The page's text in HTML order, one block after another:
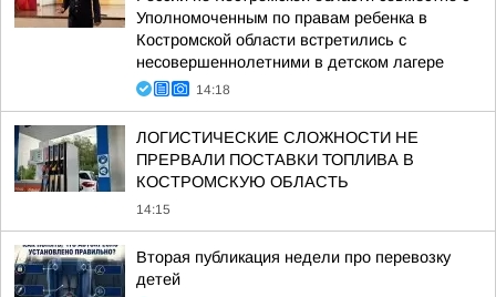
Уполномоченным по правам ребенка в
Костромской области встретились с
несовершеннолетними в детском лагере
14:18
ЛОГИСТИЧЕСКИЕ СЛОЖНОСТИ НЕ
ПРЕРВАЛИ ПОСТАВКИ ТОПЛИВА В
КОСТРОМСКУЮ ОБЛАСТЬ
14:15
Вторая публикация недели про перевозку
детей